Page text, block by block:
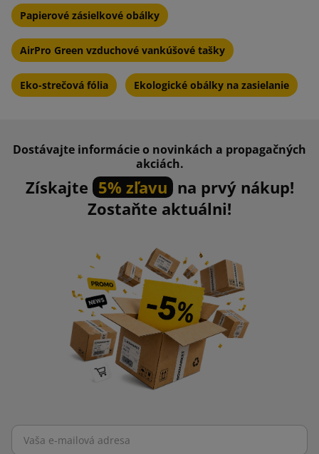
Papierové zásielkové obálky
AirPro Green vzduchové vankúšové tašky
Eko-strečová fólia Ekologické obálky na zasielanie
Dostávajte informácie o novinkách a propagačných
akciách.
Získajte 5% zľavu na prvý nákup!
Zostaňte aktuálni!